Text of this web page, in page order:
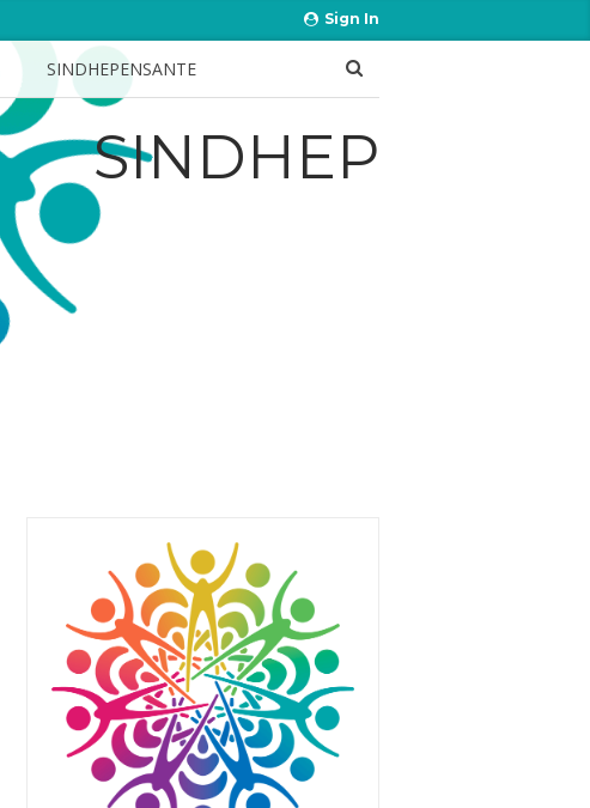
Sign In
SINDHEPENSANTE